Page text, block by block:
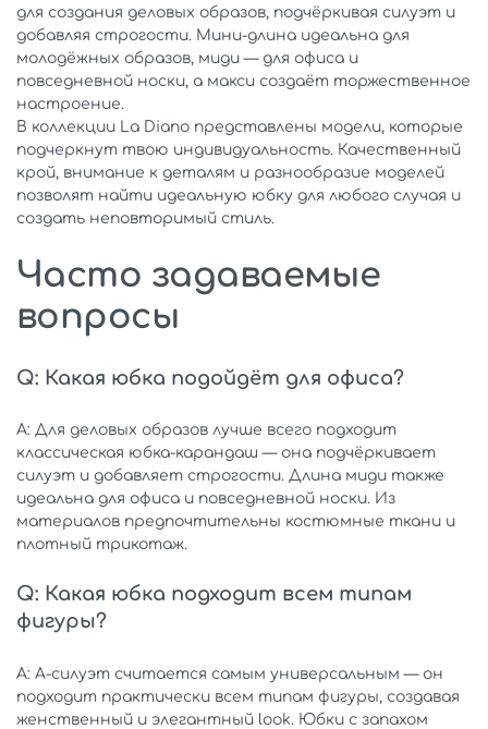
для создания деловых образов, подчёркивая силуэт и
добавляя строгости. Мини-длина идеальна для
молодёжных образов, миди — для офиса и
повседневной носки, а макси создаёт торжественное
настроение.
В коллекции La Diano представлены модели, которые
подчеркнут твою индивидуальность. Качественный
крой, внимание к деталям и разнообразие моделей
позволят найти идеальную юбку для любого случая и
создать неповторимый стиль.
Часто задаваемые
вопросы
Q: Какая юбка подойдёт для офиса?
A: Для деловых образов лучше всего подходит
классическая юбка-карандаш — она подчёркивает
силуэт и добавляет строгости. Длина миди также
идеальна для офиса и повседневной носки. Из
материалов предпочтительны костюмные ткани и
плотный трикотаж.
Q: Какая юбка подходит всем типам
фигуры?
A: A-силуэт считается самым универсальным — он
подходит практически всем типам фигуры, создавая
женственный и элегантный look. Юбки с запахом